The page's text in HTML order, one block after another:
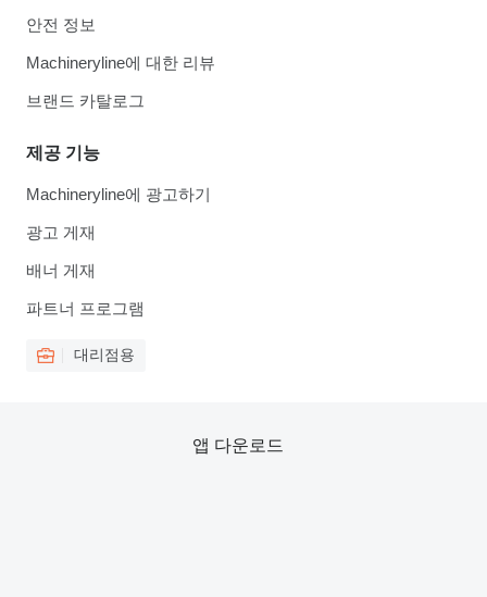
안전 정보
Machineryline에 대한 리뷰
브랜드 카탈로그
제공 기능
Machineryline에 광고하기
광고 게재
배너 게재
파트너 프로그램
대리점용
앱 다운로드